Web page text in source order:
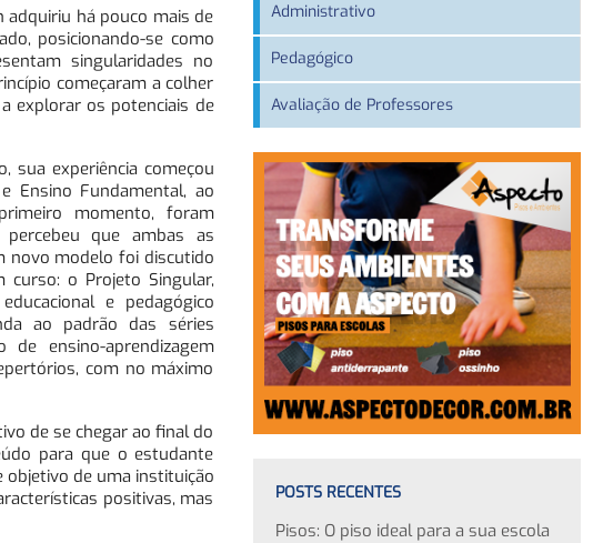
adquiriu há pouco mais de
posicionando-se como
singularidades no
começaram a colher
explorar os potenciais de
sua experiência começou
Ensino Fundamental, ao
momento, foram
que ambas as
novo modelo foi discutido
o Projeto Singular,
e pedagógico
ao padrão das séries
de ensino-aprendizagem
com no máximo
de se chegar ao final do
para que o estudante
objetivo de uma instituição
positivas, mas
Administrativo
Pedagógico
Avaliação de Professores
POSTS RECENTES
Pisos: O piso ideal para a sua escola